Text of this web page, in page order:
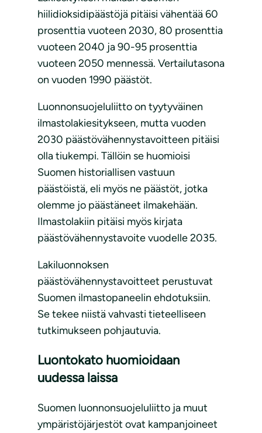
hiilidioksidipäästöjä pitäisi vähentää 60
prosenttia vuoteen 2030, 80 prosenttia
vuoteen 2040 ja 90-95 prosenttia
vuoteen 2050 mennessä. Vertailutasona
on vuoden 1990 päästöt.
Luonnonsuojeluliitto on tyytyväinen
ilmastolakiesitykseen, mutta vuoden
2030 päästövähennystavoitteen pitäisi
olla tiukempi. Tällöin se huomioisi
Suomen historiallisen vastuun
päästöistä, eli myös ne päästöt, jotka
olemme jo päästäneet ilmakehään.
Ilmastolakiin pitäisi myös kirjata
päästövähennystavoite vuodelle 2035.
Lakiluonnoksen
päästövähennystavoitteet perustuvat
Suomen ilmastopaneelin ehdotuksiin.
Se tekee niistä vahvasti tieteelliseen
tutkimukseen pohjautuvia.
Luontokato huomioidaan
uudessa laissa
Suomen luonnonsuojeluliitto ja muut
ympäristöjärjestöt ovat kampanjoineet